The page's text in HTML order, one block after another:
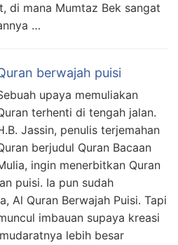
di mana Mumtaz Bek sangat
…
berwajah puisi
upaya memuliakan
terhenti di tengah jalan.
Jassin, penulis terjemahan
berjudul Quran Bacaan
ingin menerbitkan Quran
puisi. Ia pun sudah
Al Quran Berwajah Puisi. Tapi
imbauan supaya kreasi
lebih besar